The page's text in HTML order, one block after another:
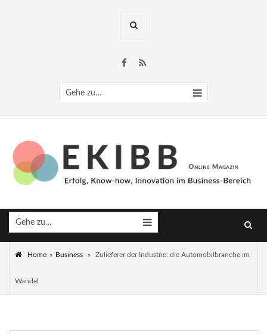
Gehe zu…
Gehe zu…
Home » Business » Zulieferer der Industrie: die Automobilbranche im
Wandel